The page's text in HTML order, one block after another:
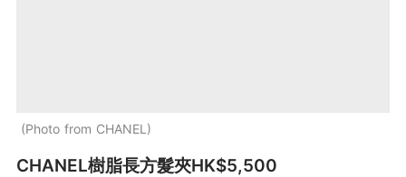
Photo from CHANEL
CHANEL樹脂長方髮夾HK$5,500